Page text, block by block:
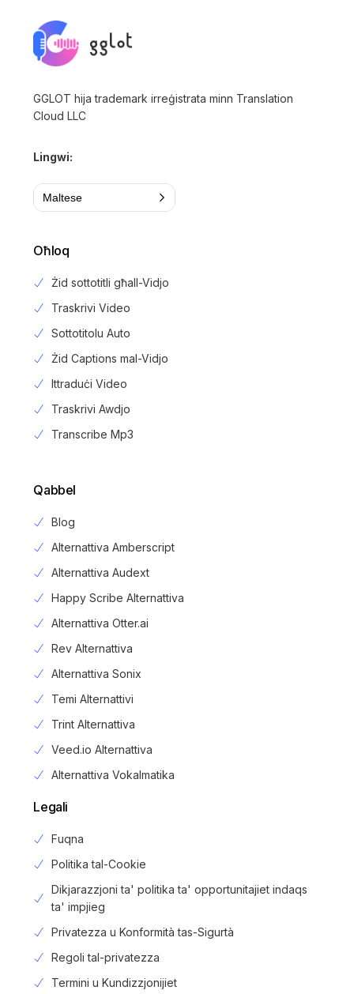
GGLOT hija trademark irreġistrata minn Translation
Cloud LLC
Lingwi:
Maltese
Oħloq
Żid sottotitli għall-Vidjo
Traskrivi Video
Sottotitolu Auto
Żid Captions mal-Vidjo
Ittraduċi Video
Traskrivi Awdjo
Transcribe Mp3
Qabbel
Blog
Alternattiva Amberscript
Alternattiva Audext
Happy Scribe Alternattiva
Alternattiva Otter.ai
Rev Alternattiva
Alternattiva Sonix
Temi Alternattivi
Trint Alternattiva
Veed.io Alternattiva
Alternattiva Vokalmatika
Legali
Fuqna
Politika tal-Cookie
Dikjarazzjoni ta' politika ta' opportunitajiet indaqs
ta' impjieg
Privatezza u Konformità tas-Sigurtà
Regoli tal-privatezza
Termini u Kundizzjonijiet